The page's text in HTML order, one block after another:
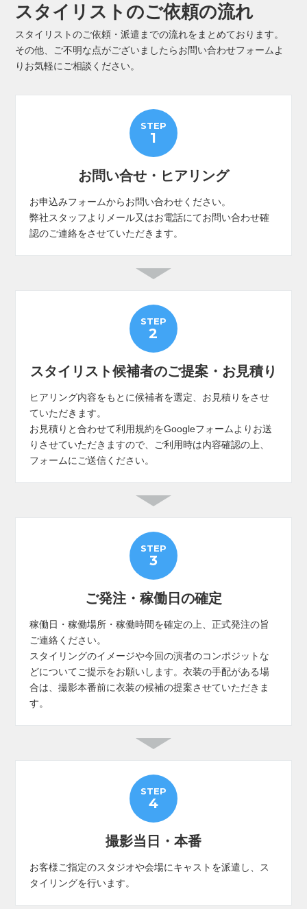
スタイリストのご依頼の流れ
スタイリストのご依頼・派遣までの流れをまとめております。
その他、ご不明な点がございましたらお問い合わせフォームよ
りお気軽にご相談ください。
STEP
1
お問い合せ・ヒアリング
お申込みフォームからお問い合わせください。
弊社スタッフよりメール又はお電話にてお問い合わせ確
認のご連絡をさせていただきます。
STEP
2
スタイリスト候補者のご提案・お見積り
ヒアリング内容をもとに候補者を選定、お見積りをさせ
ていただきます。
お見積りと合わせて利用規約をGoogleフォームよりお送
りさせていただきますので、ご利用時は内容確認の上、
フォームにご送信ください。
STEP
3
ご発注・稼働日の確定
稼働日・稼働場所・稼働時間を確定の上、正式発注の旨
ご連絡ください。
スタイリングのイメージや今回の演者のコンポジットな
どについてご提示をお願いします。衣装の手配がある場
合は、撮影本番前に衣装の候補の提案させていただきま
す。
STEP
4
撮影当日・本番
お客様ご指定のスタジオや会場にキャストを派遣し、ス
タイリングを行います。